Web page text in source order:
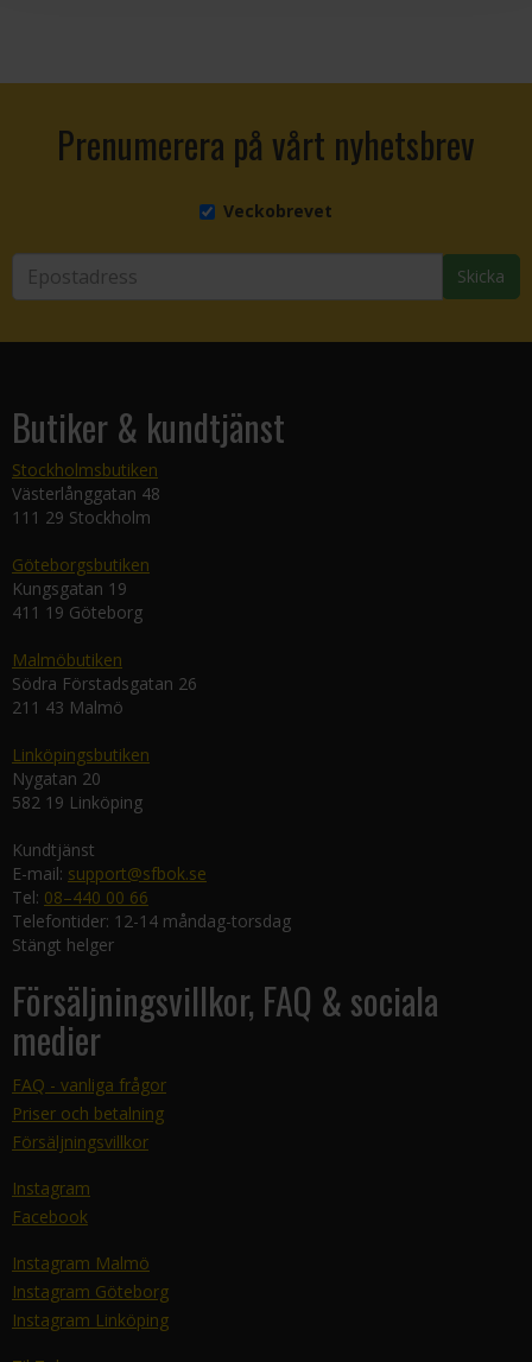
Prenumerera på vårt nyhetsbrev
Veckobrevet
Skicka
Butiker & kundtjänst
Stockholmsbutiken
Västerlånggatan 48
111 29 Stockholm
Göteborgsbutiken
Kungsgatan 19
411 19 Göteborg
Malmöbutiken
Södra Förstadsgatan 26
211 43 Malmö
Linköpingsbutiken
Nygatan 20
582 19 Linköping
Kundtjänst
E-mail: support@sfbok.se
Tel: 08–440 00 66
Telefontider: 12-14 måndag-torsdag
Stängt helger
Försäljningsvillkor, FAQ & sociala
medier
FAQ - vanliga frågor
Priser och betalning
Försäljningsvillkor
Instagram
Facebook
Instagram Malmö
Instagram Göteborg
Instagram Linköping